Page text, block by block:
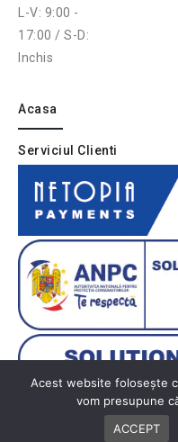
L-V: 9:00 -
17:00 / S-D:
Inchis
Acasa
Serviciul Clienti
Acest website folosește
vom presupune
ACCEPT